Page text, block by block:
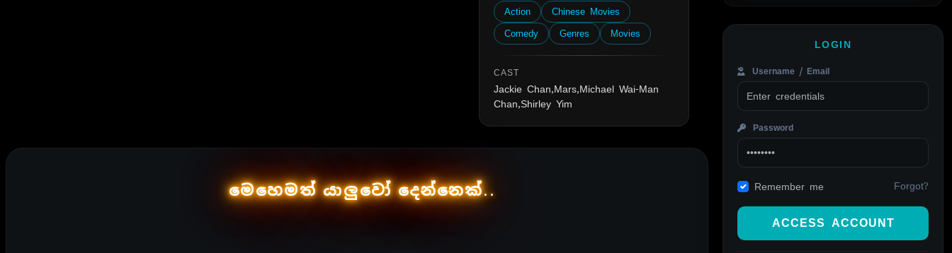
Action
Chinese Movies
Comedy
Genres Movies
CAST
Jackie Chan,Mars,Michael Wai-Man
Chan,Shirley Yim
මෙහෙමත් යාලුවෝ දෙන්නෙක්..
LOGIN
Username / Email
Password
Remember me Forgot?
ACCESS ACCOUNT